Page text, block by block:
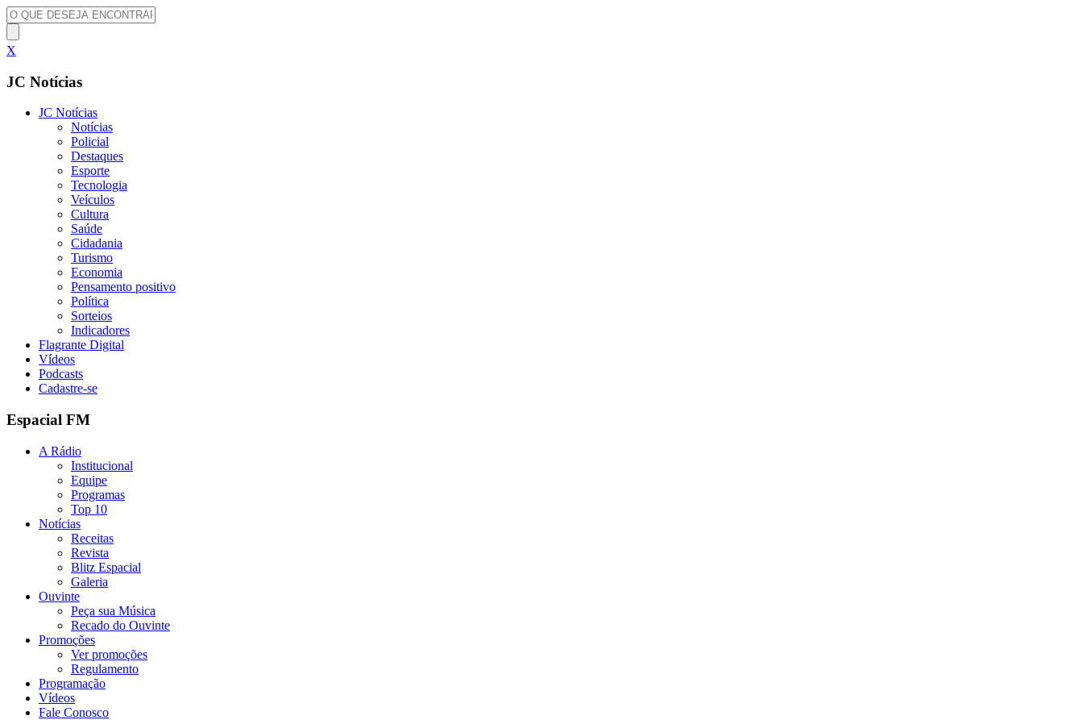
X
JC Notícias
JC Notícias
Notícias
Policial
Destaques
Esporte
Tecnologia
Veículos
Cultura
Saúde
Cidadania
Turismo
Economia
Pensamento positivo
Política
Sorteios
Indicadores
Flagrante Digital
Vídeos
Podcasts
Cadastre-se
Espacial FM
A Rádio
Institucional
Equipe
Programas
Top 10
Notícias
Receitas
Revista
Blitz Espacial
Galeria
Ouvinte
Peça sua Música
Recado do Ouvinte
Promoções
Ver promoções
Regulamento
Programação
Vídeos
Fale Conosco